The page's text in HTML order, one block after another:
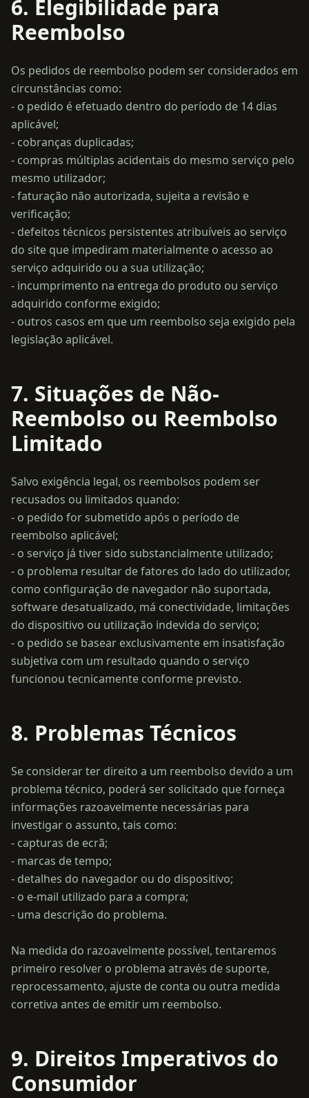
6. Elegibilidade para
Reembolso
Os pedidos de reembolso podem ser considerados em
circunstâncias como:
- o pedido é efetuado dentro do período de 14 dias
aplicável;
- cobranças duplicadas;
- compras múltiplas acidentais do mesmo serviço pelo
mesmo utilizador;
- faturação não autorizada, sujeita a revisão e
verificação;
- defeitos técnicos persistentes atribuíveis ao serviço
do site que impediram materialmente o acesso ao
serviço adquirido ou a sua utilização;
- incumprimento na entrega do produto ou serviço
adquirido conforme exigido;
- outros casos em que um reembolso seja exigido pela
7. Situações de Não-
Reembolso ou Reembolso
Limitado
Salvo exigência legal, os reembolsos podem ser
recusados ou limitados quando:
- o pedido for submetido após o período de
reembolso aplicável;
- o serviço já tiver sido substancialmente utilizado;
- o problema resultar de fatores do lado do utilizador,
como configuração de navegador não suportada,
software desatualizado, má conectividade, limitações
do dispositivo ou utilização indevida do serviço;
- o pedido se basear exclusivamente em insatisfação
subjetiva com um resultado quando o serviço
8. Problemas Técnicos
Se considerar ter direito a um reembolso devido a um
problema técnico, poderá ser solicitado que forneça
informações razoavelmente necessárias para
investigar o assunto, tais como:
- capturas de ecrã;
- marcas de tempo;
- detalhes do navegador ou do dispositivo;
- o e-mail utilizado para a compra;
- uma descrição do problema.
Na medida do razoavelmente possível, tentaremos
primeiro resolver o problema através de suporte,
reprocessamento, ajuste de conta ou outra medida
9. Direitos Imperativos do
Consumidor